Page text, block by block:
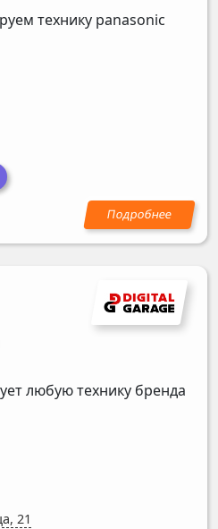
технику panasonic
любую технику бренда
21